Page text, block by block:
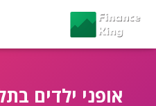
אופני ילדים